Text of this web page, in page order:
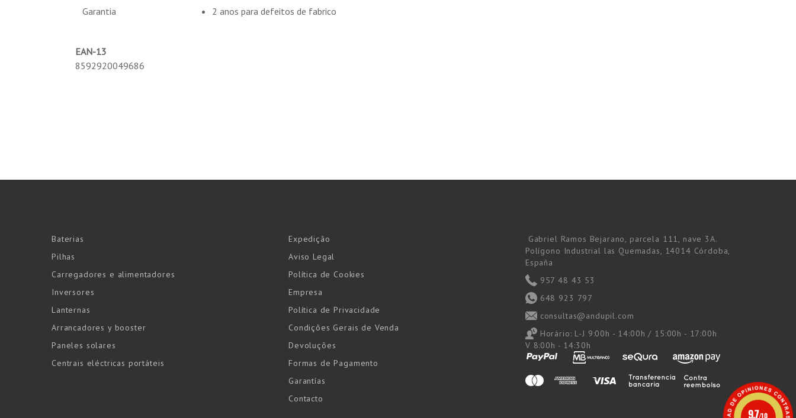
Garantia 2 anos para defeitos de fabrico
EAN-13
8592920049686
Baterias
Pilhas
Carregadores e alimentadores
Inversores
Lanternas
Arrancadores y booster
Paneles solares
Centrais eléctricas portáteis
Expedição
Aviso Legal
Política de Cookies
Empresa
Política de Privacidade
Condições Gerais de Venda
Devoluções
Formas de Pagamento
Garantías
Contacto
Gabriel Ramos Bejarano, parcela 111, nave 3A.
Polígono Industrial las Quemadas, 14014 Córdoba,
España
957 48 43 53
648 923 797
consultas@andupil.com
Horário: L-J 9:00h - 14:00h / 15:00h - 17:00h
V 8:00h - 14:30h
9.7/10